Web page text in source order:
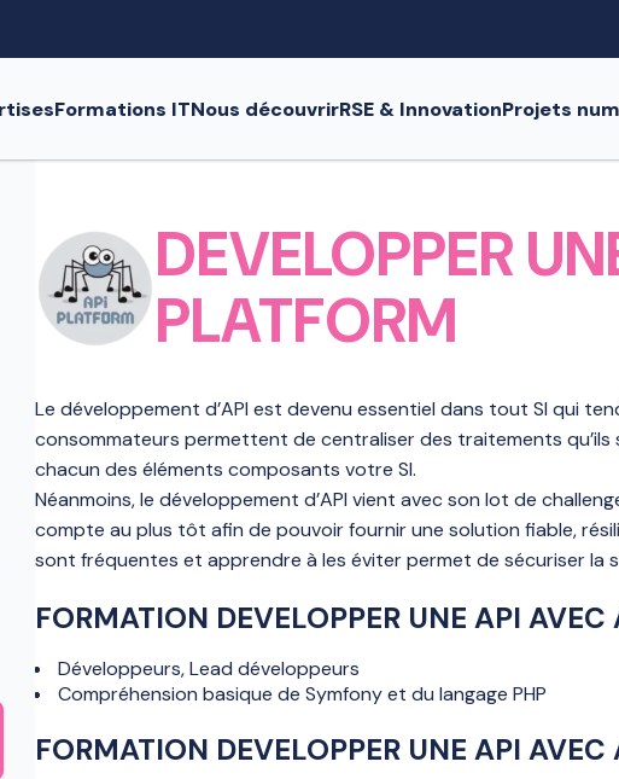
Formations ITNous découvrirRSE & InnovationProjets
DEVELOPPER
PLATFORM
Le développement d’API est devenu essentiel dans tout SI qui
consommateurs permettent de centraliser des traitements
chacun des éléments composants votre SI.
Néanmoins, le développement d’API vient avec son lot de
compte au plus tôt afin de pouvoir fournir une solution fiable,
sont fréquentes et apprendre à les éviter permet de sécuriser la
FORMATION DEVELOPPER UNE API AVEC
Développeurs, Lead développeurs
Compréhension basique de Symfony et du langage PHP
FORMATION DEVELOPPER UNE API